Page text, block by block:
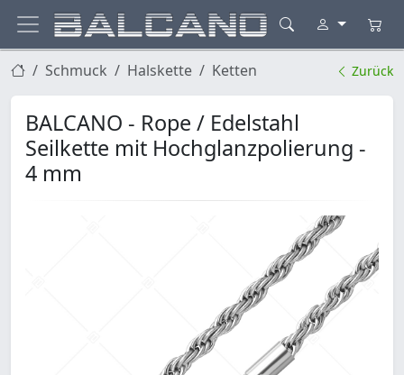
Schmuck Halskette Ketten Zurück
BALCANO - Rope / Edelstahl
Seilkette mit Hochglanzpolierung -
4 mm